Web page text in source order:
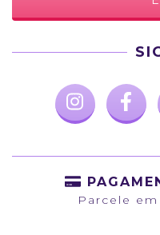
Parcele